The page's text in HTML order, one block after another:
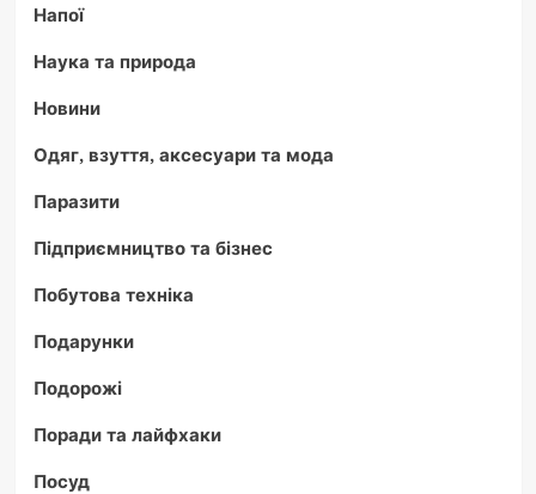
Напої
Наука та природа
Новини
Одяг, взуття, аксесуари та мода
Паразити
Підприємництво та бізнес
Побутова техніка
Подарунки
Подорожі
Поради та лайфхаки
Посуд